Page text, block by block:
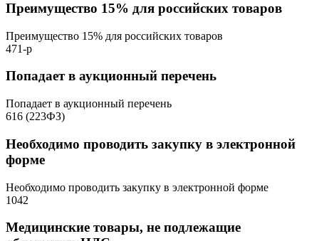
Преимущество 15% для российских товаров
Преимущество 15% для российских товаров
471-р
Попадает в аукционный перечень
Попадает в аукционный перечень
616 (223ФЗ)
Необходимо проводить закупку в электронной
форме
Необходимо проводить закупку в электронной форме
1042
Медицинские товары, не подлежащие